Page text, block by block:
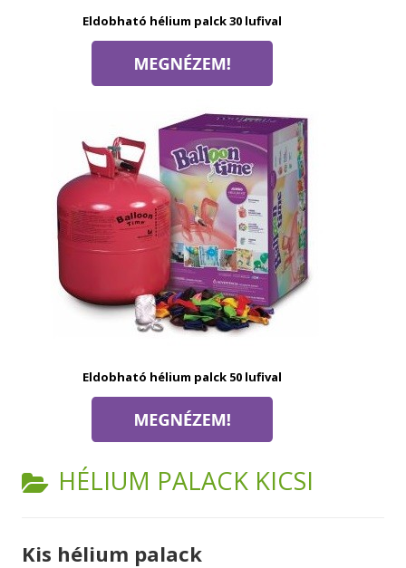
Eldobható hélium palck 30 lufival
Eldobható hélium palck 50 lufival
CATEGORY:
HÉLIUM PALACK KICSI
Kis hélium palack